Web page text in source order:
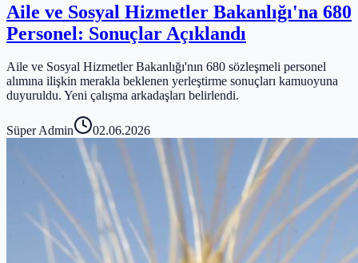
Aile ve Sosyal Hizmetler Bakanlığı'na 680
Personel: Sonuçlar Açıklandı
Aile ve Sosyal Hizmetler Bakanlığı'nın 680 sözleşmeli personel
alımına ilişkin merakla beklenen yerleştirme sonuçları kamuoyuna
duyuruldu. Yeni çalışma arkadaşları belirlendi.
Süper Admin 02.06.2026